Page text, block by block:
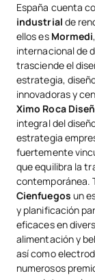
España cuenta
industrial de
ellos es Mormedi
internacional de
trasciende el
estrategia,
innovadoras y
Ximo Roca
integral del
estrategia
fuertemente
que equilibra la
contemporánea.
Cienfuegos un
y planificación
eficaces en
alimentación y
así como
numerosos